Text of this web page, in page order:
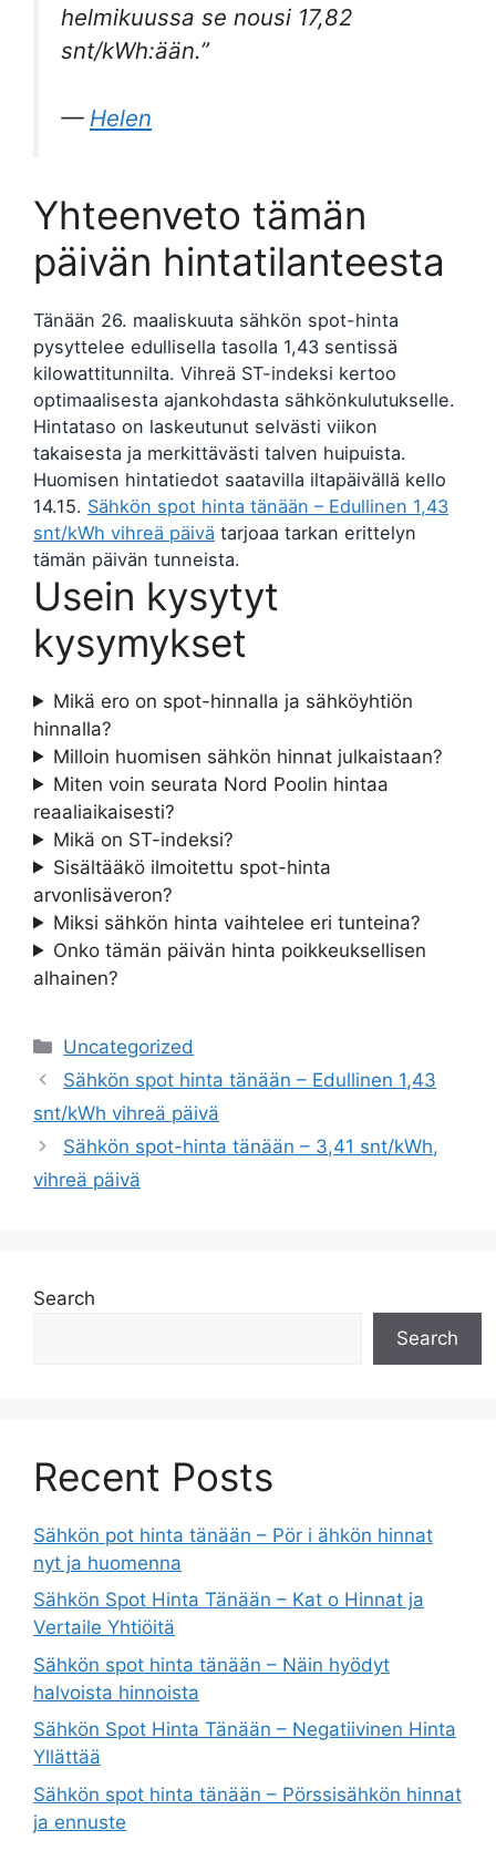
helmikuussa se nousi 17,82
snt/kWh:ään.”
— Helen
Yhteenveto tämän
päivän hintatilanteesta
Tänään 26. maaliskuuta sähkön spot-hinta
pysyttelee edullisella tasolla 1,43 sentissä
kilowattitunnilta. Vihreä ST-indeksi kertoo
optimaalisesta ajankohdasta sähkönkulutukselle.
Hintataso on laskeutunut selvästi viikon
takaisesta ja merkittävästi talven huipuista.
Huomisen hintatiedot saatavilla iltapäivällä kello
14.15. Sähkön spot hinta tänään – Edullinen 1,43
snt/kWh vihreä päivä tarjoaa tarkan erittelyn
tämän päivän tunneista.
Usein kysytyt
kysymykset
Mikä ero on spot-hinnalla ja sähköyhtiön
hinnalla?
Milloin huomisen sähkön hinnat julkaistaan?
Miten voin seurata Nord Poolin hintaa
reaaliaikaisesti?
Mikä on ST-indeksi?
Sisältääkö ilmoitettu spot-hinta
arvonlisäveron?
Miksi sähkön hinta vaihtelee eri tunteina?
Onko tämän päivän hinta poikkeuksellisen
alhainen?
Categories
Uncategorized
Sähkön spot hinta tänään – Edullinen 1,43
snt/kWh vihreä päivä
Sähkön spot-hinta tänään – 3,41 snt/kWh,
vihreä päivä
Search
Search
Recent Posts
Sähkön pot hinta tänään – Pör i ähkön hinnat
nyt ja huomenna
Sähkön Spot Hinta Tänään – Kat o Hinnat ja
Vertaile Yhtiöitä
Sähkön spot hinta tänään – Näin hyödyt
halvoista hinnoista
Sähkön Spot Hinta Tänään – Negatiivinen Hinta
Yllättää
Sähkön spot hinta tänään – Pörssisähkön hinnat
ja ennuste